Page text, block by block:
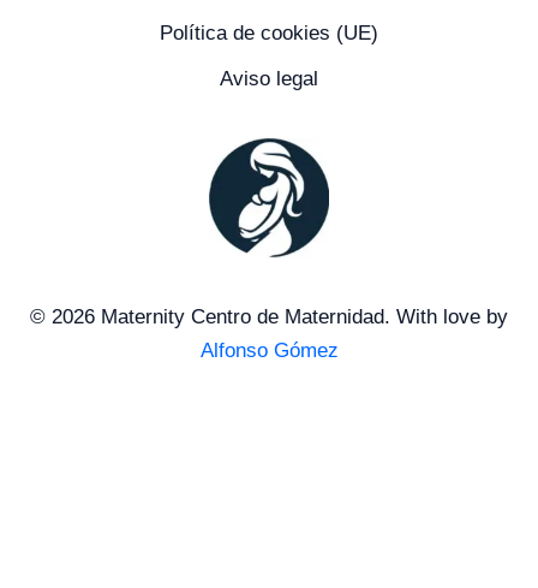
Política de cookies (UE)
Aviso legal
© 2026 Maternity Centro de Maternidad. With love by
Alfonso Gómez